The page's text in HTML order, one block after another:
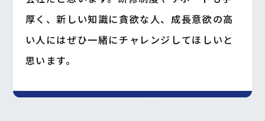
厚く、新しい知識に貪欲な人、成長意欲の高
い人にはぜひ一緒にチャレンジしてほしいと
思います。